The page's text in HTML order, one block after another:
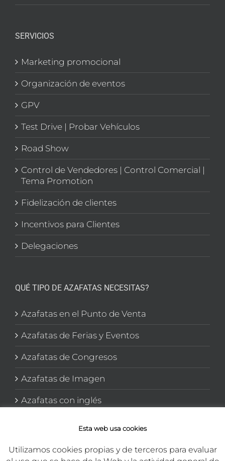
SERVICIOS
Marketing promocional
Organización de eventos
GPV
Test Drive | Probar Vehículos
Road Show
Control de Vendedores | Control Comercial |
Tema Promotion
Fidelización de clientes
Incentivos para Clientes
Delegaciones
QUÉ TIPO DE AZAFATAS NECESITAS?
Azafatas en el Punto de Venta
Azafatas de Ferias y Eventos
Azafatas de Congresos
Azafatas de Imagen
Azafatas con inglés
Esta web usa cookies
Utilizamos cookies propias y de terceros para evaluar